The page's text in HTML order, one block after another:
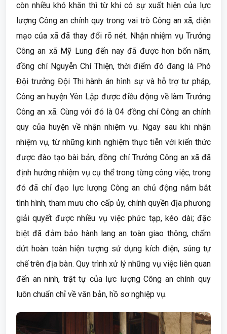
còn nhiều khó khăn thì từ khi có sự xuất hiện của lực
lượng Công an chính quy trong vai trò Công an xã, diện
mạo của xã đã thay đổi rõ nét. Nhận nhiệm vụ Trưởng
Công an xã Mỹ Lung đến nay đã được hơn bốn năm,
đồng chí Nguyễn Chí Thiện, thời điểm đó đang là Phó
Đội trưởng Đội Thi hành án hình sự và hỗ trợ tư pháp,
Công an huyện Yên Lập được điều động về làm Trưởng
Công an xã. Cùng với đó là 04 đồng chí Công an chính
quy của huyện về nhận nhiệm vụ. Ngay sau khi nhận
nhiệm vụ, từ những kinh nghiệm thực tiễn với kiến thức
được đào tạo bài bản, đồng chí Trưởng Công an xã đã
định hướng nhiệm vụ cụ thể trong từng công việc, trong
đó đã chỉ đạo lực lượng Công an chủ động nắm bắt
tình hình, tham mưu cho cấp ủy, chính quyền địa phương
giải quyết được nhiều vụ việc phức tạp, kéo dài; đặc
biệt đã đảm bảo hành lang an toàn giao thông, chấm
dứt hoàn toàn hiện tượng sử dụng kích điện, súng tự
chế trên địa bàn. Quy trình xử lý những vụ việc liên quan
đến an ninh, trật tự của lực lượng Công an chính quy
luôn chuẩn chỉ về văn bản, hồ sơ nghiệp vụ.